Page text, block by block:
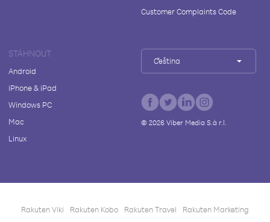
Customer Complaints Code
STÁHNOUT
Android
iPhone & iPad
Windows PC
Mac
Linux
Čeština
© 2026Viber Media S.à r.l.
Rakuten Viki Rakuten Kobo Rakuten Travel Rakuten Marketing